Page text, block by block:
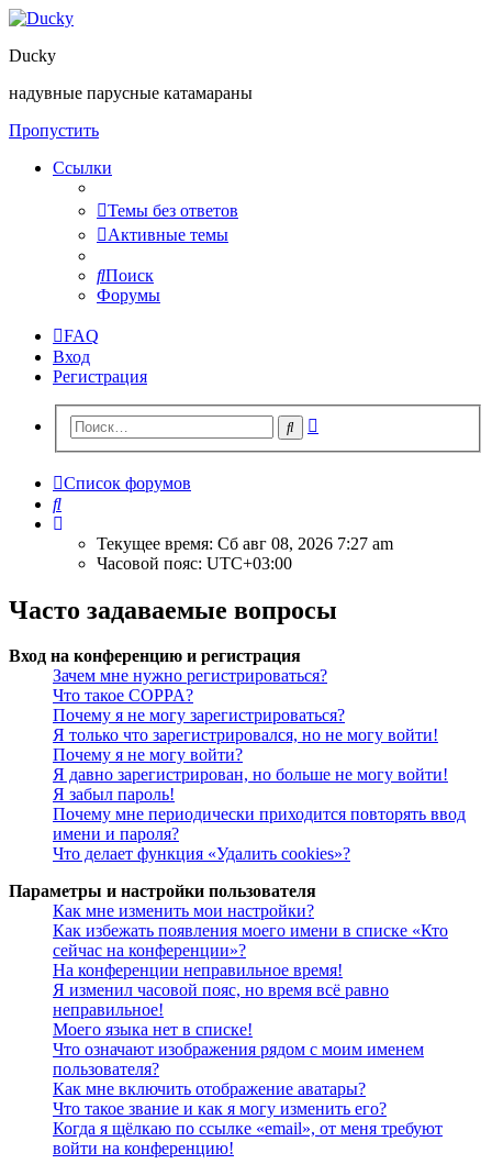
Ducky
надувные парусные катамараны
Пропустить
Ссылки
Темы без ответов
Активные темы
Поиск
Форумы
FAQ
Вход
Регистрация
Поиск
Список форумов
Поиск
Текущее время: Сб авг 08, 2026 7:27 am
Часовой пояс: UTC+03:00
Часто задаваемые вопросы
Вход на конференцию и регистрация
Зачем мне нужно регистрироваться?
Что такое COPPA?
Почему я не могу зарегистрироваться?
Я только что зарегистрировался, но не могу войти!
Почему я не могу войти?
Я давно зарегистрирован, но больше не могу войти!
Я забыл пароль!
Почему мне периодически приходится повторять ввод
имени и пароля?
Что делает функция «Удалить cookies»?
Параметры и настройки пользователя
Как мне изменить мои настройки?
Как избежать появления моего имени в списке «Кто
сейчас на конференции»?
На конференции неправильное время!
Я изменил часовой пояс, но время всё равно
неправильное!
Моего языка нет в списке!
Что означают изображения рядом с моим именем
пользователя?
Как мне включить отображение аватары?
Что такое звание и как я могу изменить его?
Когда я щёлкаю по ссылке «email», от меня требуют
войти на конференцию!